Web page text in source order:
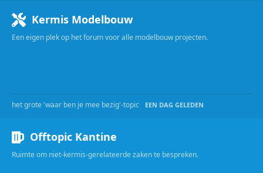
Kermis Modelbouw
Een eigen plek op het forum voor alle modelbouw projecten.
het grote 'waar ben je mee bezig'-topic EEN DAG GELEDEN
Offtopic Kantine
Ruimte om niet-kermis-gerelateerde zaken te bespreken.